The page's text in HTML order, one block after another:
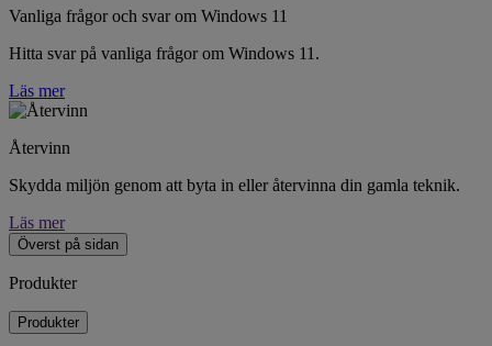
Vanliga frågor och svar om Windows 11
Hitta svar på vanliga frågor om Windows 11.
Läs mer
Återvinn
Skydda miljön genom att byta in eller återvinna din gamla teknik.
Läs mer
Överst på sidan
Produkter
Produkter